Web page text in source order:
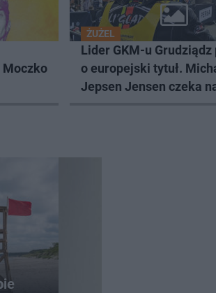
Moczko
ŻUŻEL
Lider GKM-u Grudziądz
o europejski tytuł.
Jepsen Jensen czeka